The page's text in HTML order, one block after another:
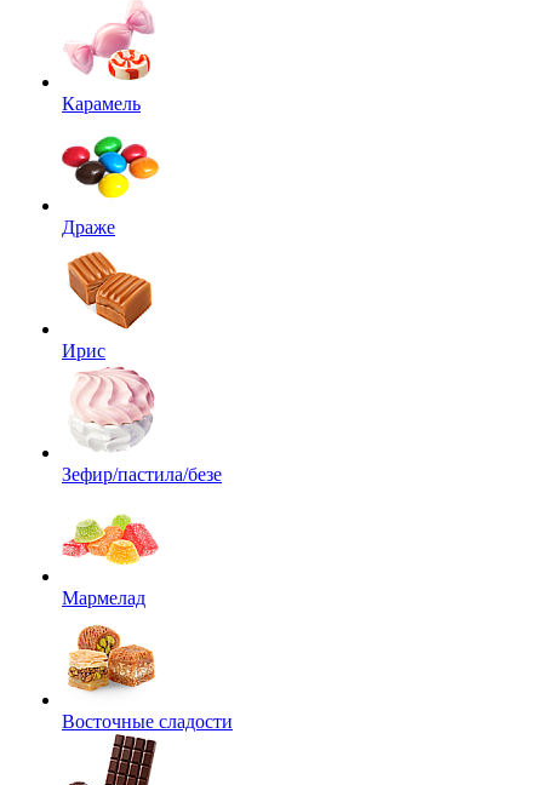
Карамель
Драже
Ирис
Зефир/пастила/безе
Мармелад
Восточные сладости